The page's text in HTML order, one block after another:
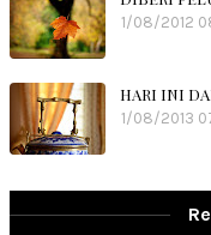
1/08/2012
HARI INI
1/08/2013